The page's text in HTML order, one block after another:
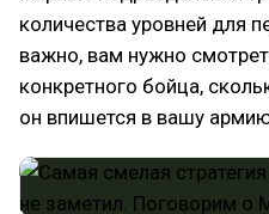
количества уровней для
важно, вам нужно
конкретного бойца,
он впишется в вашу